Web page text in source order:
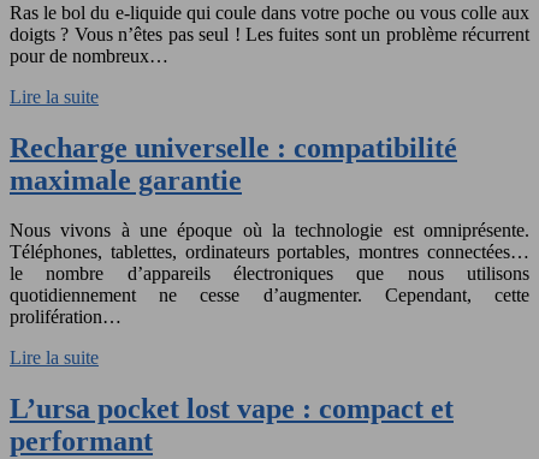
Ras le bol du e-liquide qui coule dans votre poche ou vous colle aux
doigts ? Vous n’êtes pas seul ! Les fuites sont un problème récurrent
pour de nombreux…
Lire la suite
Recharge universelle : compatibilité
maximale garantie
Nous vivons à une époque où la technologie est omniprésente.
Téléphones, tablettes, ordinateurs portables, montres connectées…
le nombre d’appareils électroniques que nous utilisons
quotidiennement ne cesse d’augmenter. Cependant, cette
prolifération…
Lire la suite
L’ursa pocket lost vape : compact et
performant